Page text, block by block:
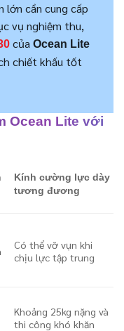
lớn cần cung cấp
vụ nghiệm thu,
của Ocean Lite
chiết khấu tốt
Ocean Lite với
Kính cường lực dày
tương đương
Có thể vỡ vụn khi
chịu lực tập trung
Khoảng 25kg nặng và
thi công khó khăn